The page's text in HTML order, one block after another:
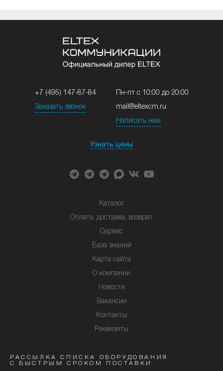
+7 (495) 147-87-84
Заказать звонок
Пн-пт с 10:00 до 20:00
mail@eltexcm.ru
Написать нам
Узнать цены
Каталог
Оплата, доставка, возврат
Сервис
База знаний
Карта сайта
О компании
Новости
Вакансии
Контакты
Реквизиты
РАССЫЛКА СПИСКА ОБОРУДОВАНИЯ
С БЫСТРЫМ СРОКОМ ПОСТАВКИ